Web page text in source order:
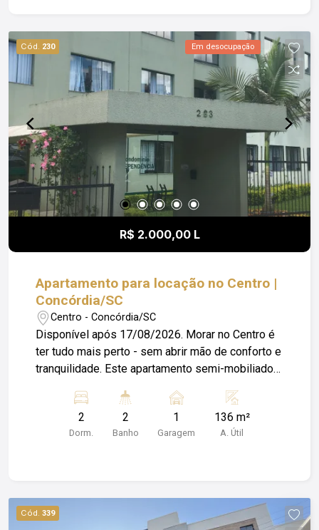
localização também pode proporcionar uma boa
qualidade de vida, estando perto de áreas verdes
ou de lazer. Não perca a oportunidade de viver
em um imóvel que une qualidade de vida,
localização privilegiada e conforto. Agende uma
visita e venha conhecer este encantador
apartamento. Obs: Além do valor de aluguel o
locatário fica responsável pelo pagamento de
Condomínio; Luz; IPTU e Seguro Incêndio.
Em desocupação
Cód. 230
R$ 2.000,00 L
Apartamento para locação no Centro |
Concórdia/SC
Centro - Concórdia/SC
Disponível após 17/08/2026. Morar no Centro é
ter tudo mais perto - sem abrir mão de conforto e
tranquilidade. Este apartamento semi-mobiliado
fácil acesso a mercados, farmácias, escolas,
restaurantes e aos principais comércios da
cidade. O imóvel conta com: - 2 quartos -
localização e um espaço confortável para chamar
de lar. Agende sua visita e venha conhecer de
2
Dorm.
2
Banho
1
Garagem
136 m²
A. Útil
Cód. 339